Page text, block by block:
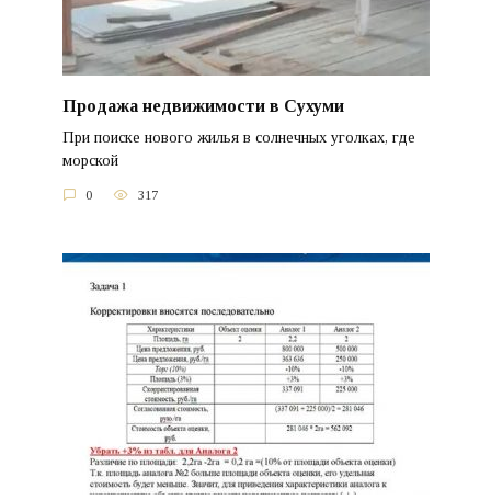
Продажа недвижимости в Сухуми
При поиске нового жилья в солнечных уголках, где
морской
0 317